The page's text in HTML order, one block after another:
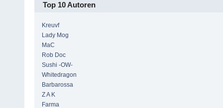
Top 10 Autoren
Kreuvf
Lady Mog
MaC
Rob Doc
Sushi -OW-
Whitedragon
Barbarossa
Z A K
Farma